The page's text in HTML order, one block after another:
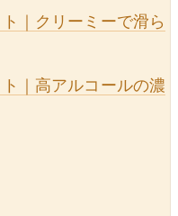
｜クリーミーで滑ら
｜高アルコールの濃